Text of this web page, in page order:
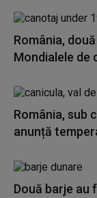
România,
Mondialele de
România, sub
anunță
Două barje au